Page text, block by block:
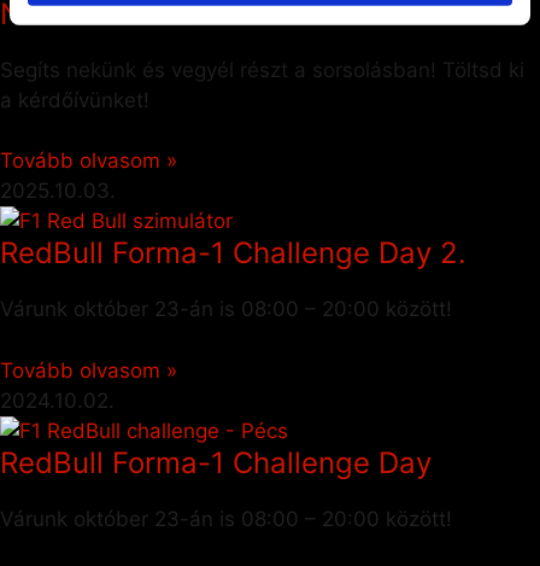
NYERJ!
Segíts nekünk és vegyél részt a sorsolásban! Töltsd ki
a kérdőívünket!
Tovább olvasom »
2025.10.03.
RedBull Forma-1 Challenge Day 2.
Várunk október 23-án is 08:00 – 20:00 között!
Tovább olvasom »
2024.10.02.
RedBull Forma-1 Challenge Day
Várunk október 23-án is 08:00 – 20:00 között!